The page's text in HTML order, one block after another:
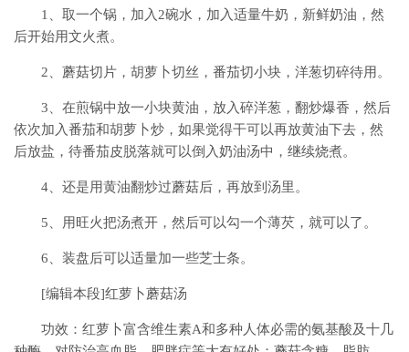
1、取一个锅，加入2碗水，加入适量牛奶，新鲜奶油，然
后开始用文火煮。
2、蘑菇切片，胡萝卜切丝，番茄切小块，洋葱切碎待用。
3、在煎锅中放一小块黄油，放入碎洋葱，翻炒爆香，然后
依次加入番茄和胡萝卜炒，如果觉得干可以再放黄油下去，然
后放盐，待番茄皮脱落就可以倒入奶油汤中，继续烧煮。
4、还是用黄油翻炒过蘑菇后，再放到汤里。
5、用旺火把汤煮开，然后可以勾一个薄芡，就可以了。
6、装盘后可以适量加一些芝士条。
[编辑本段]红萝卜蘑菇汤
功效：红萝卜富含维生素A和多种人体必需的氨基酸及十几